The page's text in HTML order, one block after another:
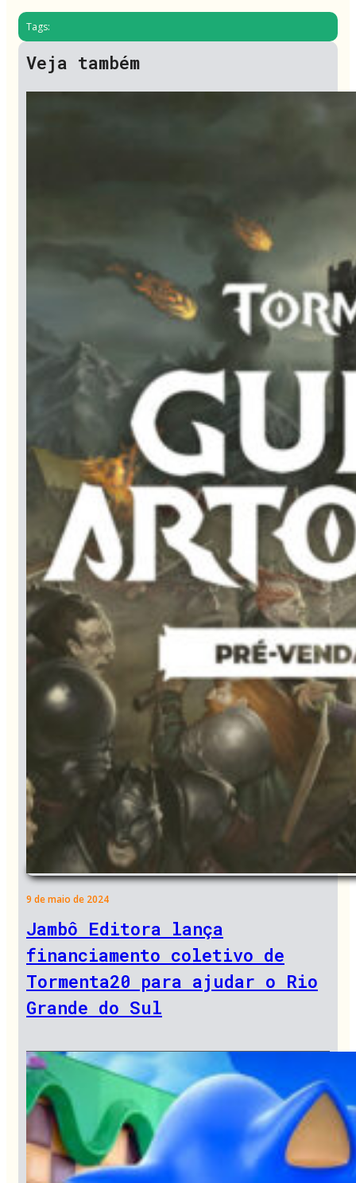
Tags:
Veja também
9 de maio de 2024
Jambô Editora lança
financiamento coletivo de
Tormenta20 para ajudar o Rio
Grande do Sul